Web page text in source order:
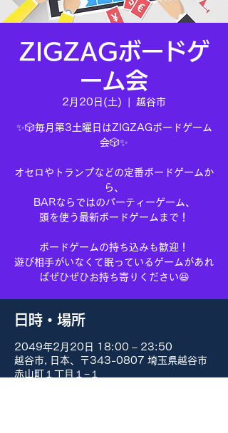
ZIGZAGボードゲ
ーム会
2月20日(土) 越谷市
✨🎲毎月第3土曜日はZIGZAGボードゲーム
会🎲✨
オセロやトランプなどの定番ボードゲームか
ら、
BARならではのパーティーゲーム、
頭を使う最新ボードゲームまで！
ボードゲームの持ち込みも歓迎！
遊び相手がいなくて眠っているゲームがあれ
ばぜひぜひお持ち寄りください😆
日時・場所
2049年2月20日 18:00 – 23:50
越谷市, 日本、〒343-0807 埼玉県越谷市
赤山町１丁目１−１